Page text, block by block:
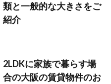
類と一般的な大きさをご
紹介
2LDKに家族で暮らす場
合の大阪の賃貸物件のお